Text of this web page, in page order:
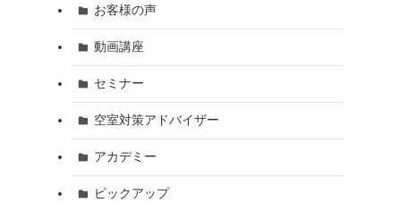
お客様の声
動画講座
セミナー
空室対策アドバイザー
アカデミー
ピックアップ